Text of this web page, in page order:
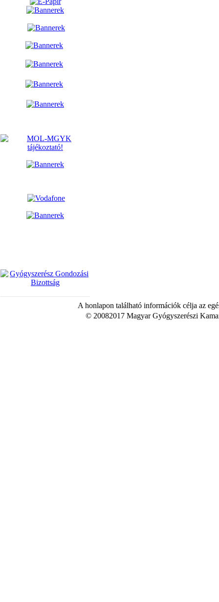
A honlapon található információk célja az
© 20082017 Magyar Gyógyszerészi